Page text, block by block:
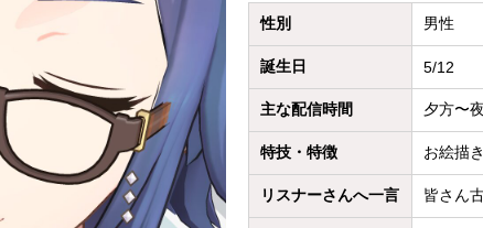
性別 男性
誕生日 5/12
主な配信時間 夕方〜
特技・特徴 お絵描
リスナーさんへ一言 皆さん